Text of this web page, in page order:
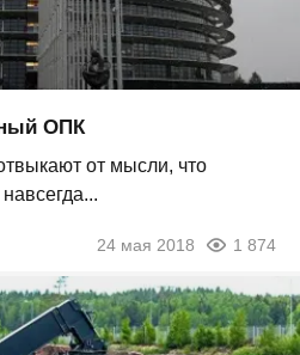
ОПК
от мысли, что
24 мая 2018 1 874